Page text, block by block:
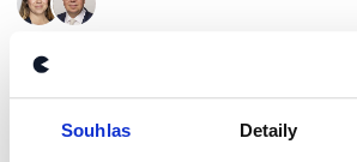
Souhlas Detaily
Nový šéf Poslanecké
26. listopadu 2025
Poslankyně Michaela Šebelová